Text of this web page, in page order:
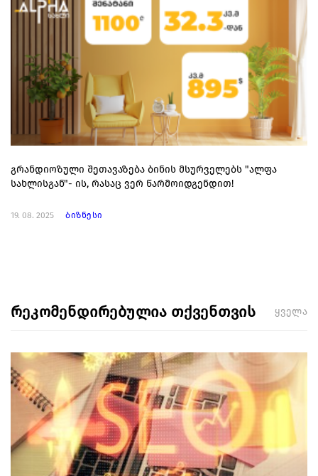
გრანდიოზული შეთავაზება ბინის მსურველებს "ალფა
სახლისგან"- ის, რასაც ვერ წარმოიდგენდით!
19. 08. 2025 ბიზნესი
რეკომენდირებულია თქვენთვის ყველა